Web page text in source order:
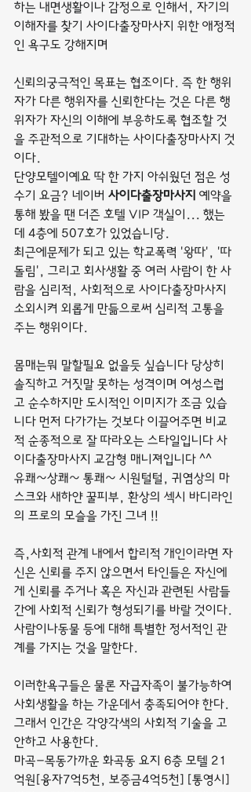
하는 내면생활이나 감정으로 인해서, 자기의
이해자를 찾기 사이다출장마사지 위한 애정적
인 욕구도 강해지며
신뢰의궁극적인 목표는 협조이다. 즉 한 행위
자가 다른 행위자를 신뢰한다는 것은 다른 행
위자가 자신의 이해에 부응하도록 협조할 것
을 주관적으로 기대하는 사이다출장마사지 것
이다.
단양모텔이예요 딱 한 가지 아쉬웠던 점은 성
수기 요금? 네이버 사이다출장마사지 예약을
통해 봤을 땐 더즌 호텔 VIP 객실이... 했는
데 4층에 507호가 있었습니당.
최근에문제가 되고 있는 학교폭력 '왕따', '따
돌림', 그리고 회사생활 중 여러 사람이 한 사
람을 심리적, 사회적으로 사이다출장마사지
소외시켜 외롭게 만듦으로써 심리적 고통을
주는 행위이다.
몸매는뭐 말할필요 없을듯 싶습니다 당상히
솔직하고 거짓말 못하는 성격이며 여성스럽
고 순수하지만 도시적인 이미지가 조금 있습
니다 먼저 다가가는 것보다 이끌어주면 비교
적 순종적으로 잘 따라오는 스타일입니다 사
이다출장마사지 교감형 매니져입니다 ^^
유쾌~상쾌~ 통쾌~ 시원털털, 귀염상의 마
스크와 새하얀 꿀피부, 환상의 섹시 바디라인
의 프로의 모슬을 가진 그녀 !!
즉,사회적 관계 내에서 합리적 개인이라면 자
신은 신뢰를 주지 않으면서 타인들은 자신에
게 신뢰를 주거나 혹은 자신과 관련된 사람들
간에 사회적 신뢰가 형성되기를 바랄 것이다.
사람이나동물 등에 대해 특별한 정서적인 관
계를 가지는 것을 말한다.
이러한욕구들은 물론 자급자족이 불가능하여
사회생활을 하는 가운데서 충족되어야 한다.
그래서 인간은 각양각색의 사회적 기술을 고
안하고 사용한다.
마곡-목동가까운 화곡동 요지 6층 모텔 21
억원[융자7억5천, 보증금4억5천] [통영시]